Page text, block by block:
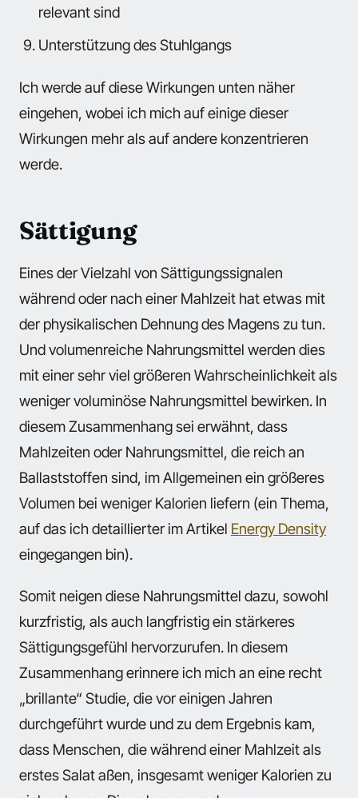
relevant sind
Unterstützung des Stuhlgangs
Ich werde auf diese Wirkungen unten näher
eingehen, wobei ich mich auf einige dieser
Wirkungen mehr als auf andere konzentrieren
werde.
Sättigung
Eines der Vielzahl von Sättigungssignalen
während oder nach einer Mahlzeit hat etwas mit
der physikalischen Dehnung des Magens zu tun.
Und volumenreiche Nahrungsmittel werden dies
mit einer sehr viel größeren Wahrscheinlichkeit als
weniger voluminöse Nahrungsmittel bewirken. In
diesem Zusammenhang sei erwähnt, dass
Mahlzeiten oder Nahrungsmittel, die reich an
Ballaststoffen sind, im Allgemeinen ein größeres
Volumen bei weniger Kalorien liefern (ein Thema,
auf das ich detaillierter im Artikel Energy Density
eingegangen bin).
Somit neigen diese Nahrungsmittel dazu, sowohl
kurzfristig, als auch langfristig ein stärkeres
Sättigungsgefühl hervorzurufen. In diesem
Zusammenhang erinnere ich mich an eine recht
„brillante“ Studie, die vor einigen Jahren
durchgeführt wurde und zu dem Ergebnis kam,
dass Menschen, die während einer Mahlzeit als
erstes Salat aßen, insgesamt weniger Kalorien zu